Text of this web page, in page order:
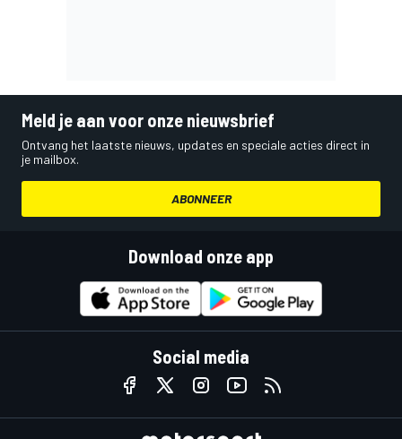
Meld je aan voor onze nieuwsbrief
Ontvang het laatste nieuws, updates en speciale acties direct in
je mailbox.
ABONNEER
Download onze app
Social media